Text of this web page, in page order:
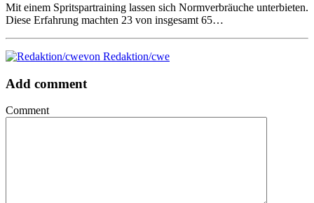
Mit einem Spritspartraining lassen sich Normverbräuche unterbieten.
Diese Erfahrung machten 23 von insgesamt 65…
von Redaktion/cwe
Add comment
Comment